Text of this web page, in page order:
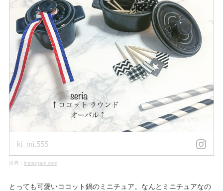
ki_mi.555
出典： instagram.com
とっても可愛いココット鍋のミニチュア。なんとミニチュアなの